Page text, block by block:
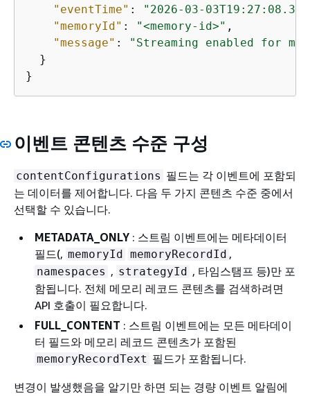
"eventTime" :
"2026-03-
"memoryId" : "<memory-id>" ,
"message" :
"Streaming enabled for
  }
}
이벤트 콘텐츠 수준 구성
contentConfigurations 필드는 각 이벤트에 포함되
는 데이터를 제어합니다. 다음 두 가지 콘텐츠 수준 중에서
선택할 수 있습니다.
METADATA_ONLY : 스트림 이벤트에는 메타데이터
필드(, memoryId memoryRecordId ,
namespaces , strategyId , 타임스탬프 등)만 포
함됩니다. 전체 메모리 레코드 콘텐츠를 검색하려면
API 호출이 필요합니다.
FULL_CONTENT : 스트림 이벤트에는 모든 메타데이
터 필드와 메모리 레코드 콘텐츠가 포함된
memoryRecordText 필드가 포함됩니다.
변경이 발생했음을 알기만 하면 되는 경량 이벤트 알림에